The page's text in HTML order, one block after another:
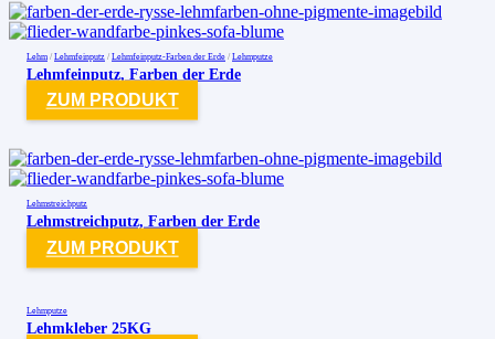
Lehm / Lehmfeinputz / Lehmfeinputz-Farben der Erde / Lehmputze
Lehmfeinputz, Farben der Erde
ZUM PRODUKT
Lehmstreichputz
Lehmstreichputz, Farben der Erde
ZUM PRODUKT
Lehmputze
Lehmkleber 25KG